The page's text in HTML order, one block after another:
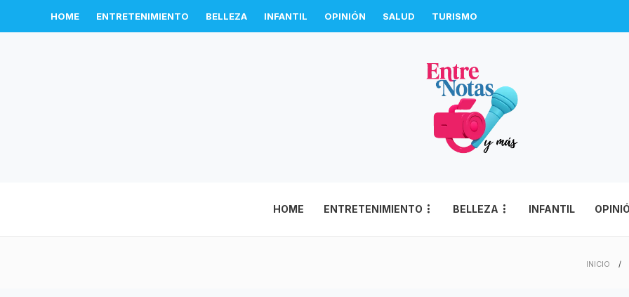
HOME ENTRETENIMIENTO BELLEZA INFANTIL OPINIÓN SALUD TURISMO
HOME ENTRETENIMIENTO BELLEZA INFANTIL
INICIO